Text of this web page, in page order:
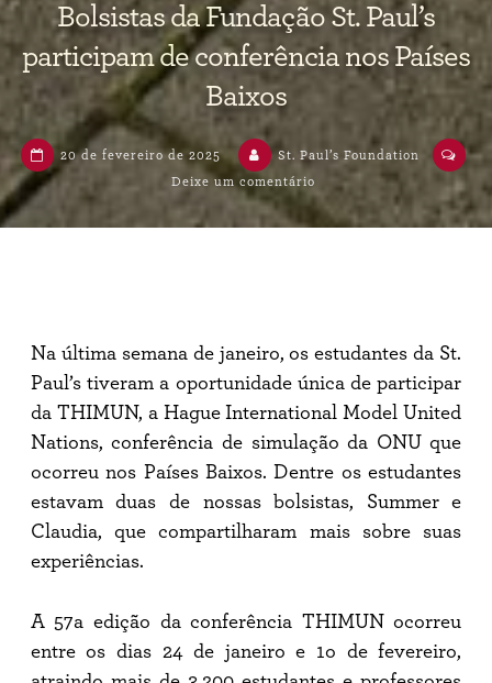
Bolsistas da Fundação St. Paul’s
participam de conferência nos Países
Baixos
20 de fevereiro de 2025
St. Paul’s Foundation
Deixe um comentárioem
Bolsistas
nos
Países
Na última semana de janeiro, os estudantes da St.
Paul’s tiveram a oportunidade única de participar
da THIMUN, a Hague International Model United
Nations, conferência de simulação da ONU que
ocorreu nos Países Baixos. Dentre os estudantes
estavam duas de nossas bolsistas, Summer e
Claudia, que compartilharam mais sobre suas
experiências.
A 57a edição da conferência THIMUN ocorreu
entre os dias 24 de janeiro e 1o de fevereiro,